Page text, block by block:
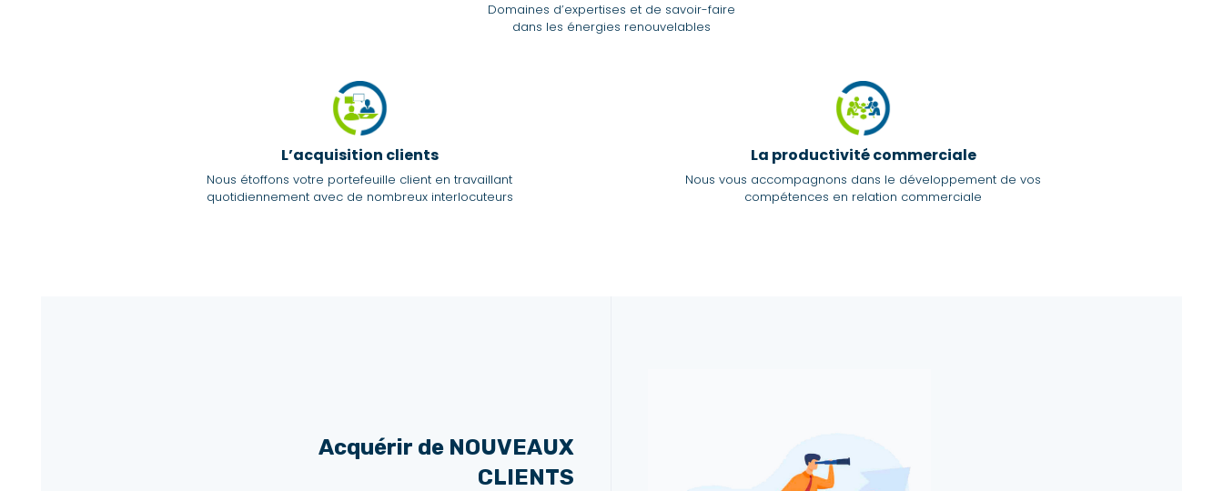
Domaines d’expertises et de savoir-faire
dans les énergies renouvelables
L’acquisition clients
Nous étoffons votre portefeuille client en travaillant
quotidiennement avec de nombreux interlocuteurs
La productivité commerciale
Nous vous accompagnons dans le développement de vos
compétences en relation commerciale
Acquérir de NOUVEAUX
CLIENTS